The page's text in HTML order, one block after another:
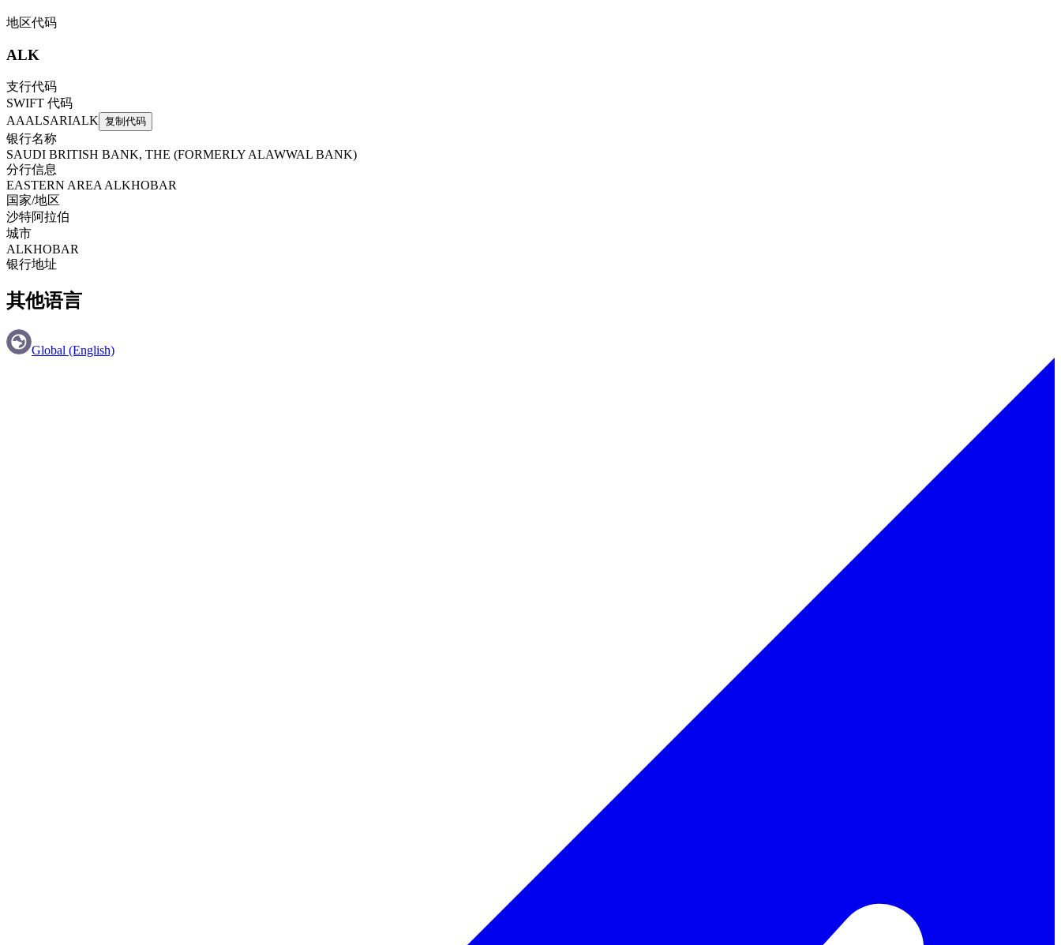
地区代码
ALK
支行代码
SWIFT 代码
AAALSARIALK 复制代码
银行名称
SAUDI BRITISH BANK, THE (FORMERLY ALAWWAL BANK)
分行信息
EASTERN AREA ALKHOBAR
国家/地区
沙特阿拉伯
城市
ALKHOBAR
银行地址
其他语言
Global (English)